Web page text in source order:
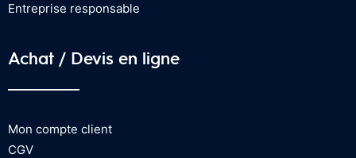
Entreprise responsable
Achat / Devis en ligne
Mon compte client
CGV